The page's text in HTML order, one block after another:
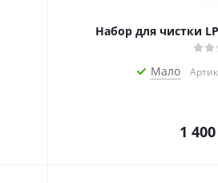
Набор для чистки
Мало
1 400